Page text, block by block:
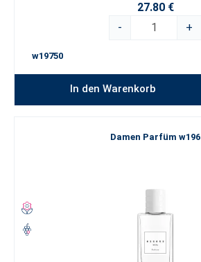
27.80 €
-
+
w19750
In den Warenkorb
Damen Parfüm w196